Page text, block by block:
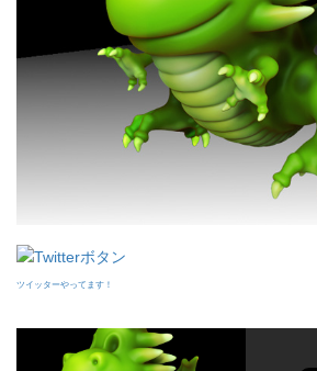
ツイッターやってます！